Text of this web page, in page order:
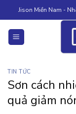
to
content
Jison Miền Nam -
TIN TỨC
Sơn cách
quả giảm